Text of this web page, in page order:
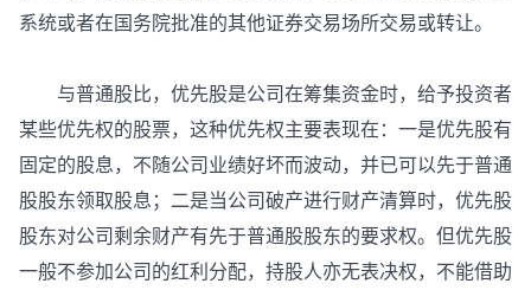
系统或者在国务院批准的其他证券交易场所交易或转让。
与普通股比，优先股是公司在筹集资金时，给予投资者
某些优先权的股票，这种优先权主要表现在：一是优先股有
固定的股息，不随公司业绩好坏而波动，并已可以先于普通
股股东领取股息；二是当公司破产进行财产清算时，优先股
股东对公司剩余财产有先于普通股股东的要求权。但优先股
一般不参加公司的红利分配，持股人亦无表决权，不能借助